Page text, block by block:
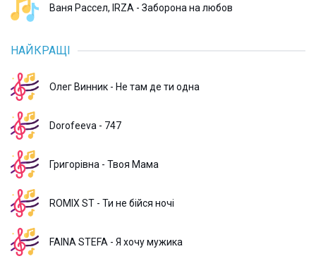
Ваня Рассел, IRZA - Заборона на любов
НАЙКРАЩІ
Олег Винник - Не там де ти одна
Dorofeeva - 747
Григорівна - Твоя Мама
ROMIX ST - Ти не бійся ночі
FAINA STEFA - Я хочу мужика